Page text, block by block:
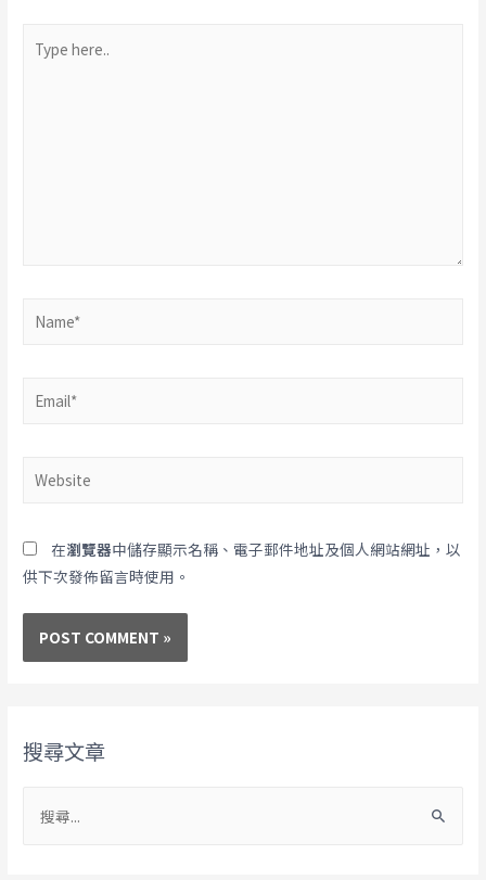
在瀏覽器中儲存顯示名稱、電子郵件地址及個人網站網址，以
供下次發佈留言時使用。
搜尋文章